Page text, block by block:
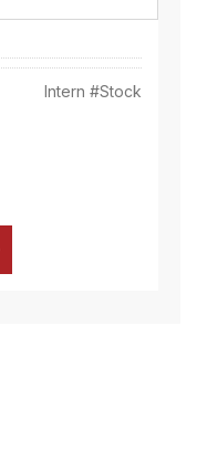
Intern #Stock